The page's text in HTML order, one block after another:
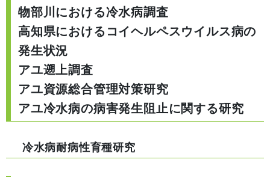
物部川における冷水病調査
高知県におけるコイヘルペスウイルス病の
発生状況
アユ遡上調査
アユ資源総合管理対策研究
アユ冷水病の病害発生阻止に関する研究
冷水病耐病性育種研究